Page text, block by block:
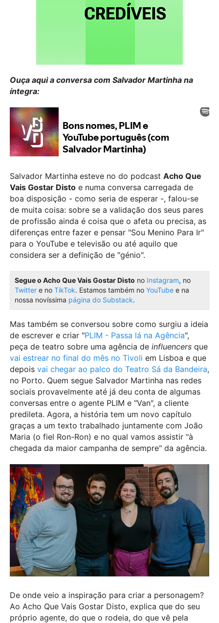
Ouça aqui a conversa com Salvador Martinha na
íntegra:
Salvador Martinha esteve no do podcast Acho Que
Vais Gostar Disto e numa conversa carregada de
boa disposição - como seria de esperar -, falou-se
de muita coisa: sobre se a validação dos seus pares
de profissão ainda é coisa que o afeta ou precisa, as
diferenças entre fazer e pensar "Sou Menino Para Ir"
para o YouTube e televisão ou até aquilo que
considera ser a definição de "génio".
Segue o Acho Que Vais Gostar Disto no Instagram, no
Twittere no TikTok. Estamos também no YouTubee na
nossa novíssima página do Substack.
Mas também se conversou sobre como surgiu a ideia
de escrever e criar "PLIM - Passa lá na Agência",
peça de teatro sobre uma agência de influencers que
vai estrear no final do mês no Tivoli em Lisboa e que
depois vai chegar ao palco do Teatro Sá da Bandeira,
no Porto. Quem segue Salvador Martinha nas redes
sociais provavelmente até já deu conta de algumas
conversas entre o agente PLIM e "Van", a cliente
predileta. Agora, a história tem um novo capítulo
graças a um texto trabalhado juntamente com João
Maria (o fiel Ron-Ron) e no qual vamos assistir "à
chegada da maior campanha de sempre" da agência.
De onde veio a inspiração para criar a personagem?
Ao Acho Que Vais Gostar Disto, explica que do seu
próprio agente, do que o rodeia, do que vê pela